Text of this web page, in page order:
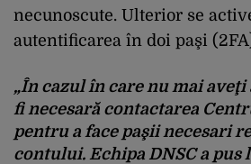
necunoscute. Ulterior se
autentificarea în doi paşi
„În cazul în care nu mai aveţi
fi necesară contactarea
pentru a face paşii necesari
contului. Echipa DNSC a pus